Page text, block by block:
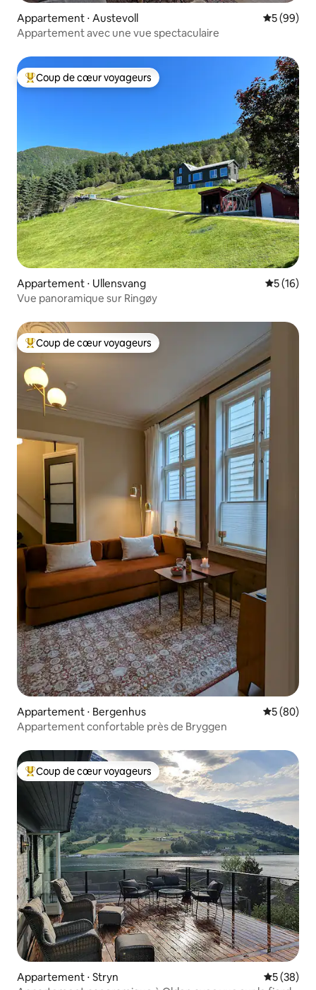
Appartement ⋅ Austevoll
5 (99)
Appartement avec une vue spectaculaire
Coups de cœur voyageurs les plus appréciés
Coup de cœur voyageurs
Appartement ⋅ Ullensvang
5 (16)
Vue panoramique sur Ringøy
Coups de cœur voyageurs les plus appréciés
Coup de cœur voyageurs
Appartement ⋅ Bergenhus
5 (80)
Appartement confortable près de Bryggen
Coups de cœur voyageurs les plus appréciés
Coup de cœur voyageurs
Appartement ⋅ Stryn
5 (38)